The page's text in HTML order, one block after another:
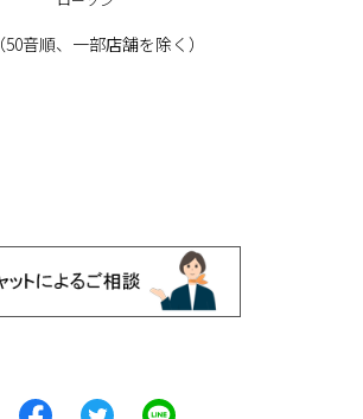
（50音順、一部店舗を除く）